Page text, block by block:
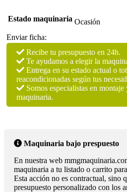
Estado maquinaria Ocasión
Enviar ficha:
Recibe tu presupuesto en 24h.
Te ayudamos a elegir la
Entrega en su estado actual o
reacondicionadas según tus
Somos especialistas en
maquinaria.
Maquinaria bajo prespuesto
En nuestra web
maquinaria a tu listado o carrito
Esta acción no es contractual, sino
presupuesto personalizado con los